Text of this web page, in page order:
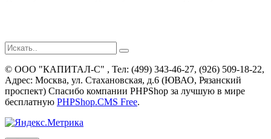
© ООО "КАПИТАЛ-С" , Тел: (499) 343-46-27, (926) 509-18-22,
Адрес: Москва, ул. Стахановская, д.6 (ЮВАО, Рязанский
проспект) Спасибо компании PHPShop за лучшую в мире
бесплатную PHPShop.CMS Free.